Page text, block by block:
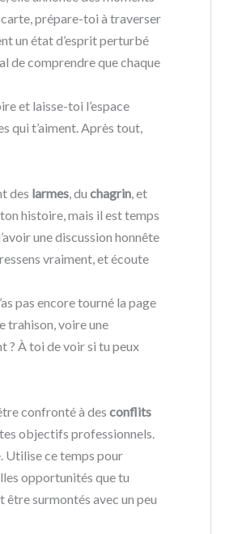
prépare-toi à traverser
un état d’esprit perturbé
de comprendre que chaque
et laisse-toi l’espace
qui t’aiment. Après tout,
des larmes, du chagrin, et
histoire, mais il est temps
une discussion honnête
vraiment, et écoute
pas encore tourné la page
trahison, voire une
? À toi de voir si tu peux
confronté à des conflits
objectifs professionnels.
Utilise ce temps pour
opportunités que tu
être surmontés avec un peu